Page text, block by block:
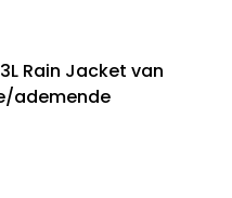
Rain Jacket van
ademende